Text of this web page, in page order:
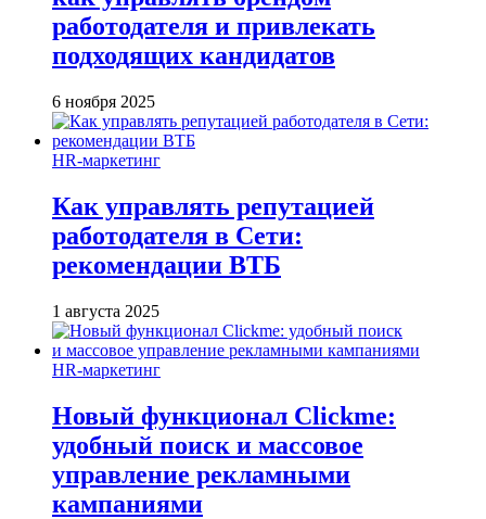
работодателя и привлекать
подходящих кандидатов
6 ноября 2025
HR-маркетинг
Как управлять репутацией
работодателя в Сети:
рекомендации ВТБ
1 августа 2025
HR-маркетинг
Новый функционал Clickme:
удобный поиск и массовое
управление рекламными
кампаниями